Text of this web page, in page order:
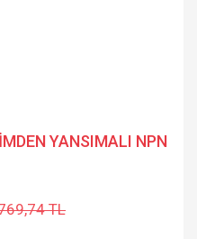
YANSIMALI NPN
TL